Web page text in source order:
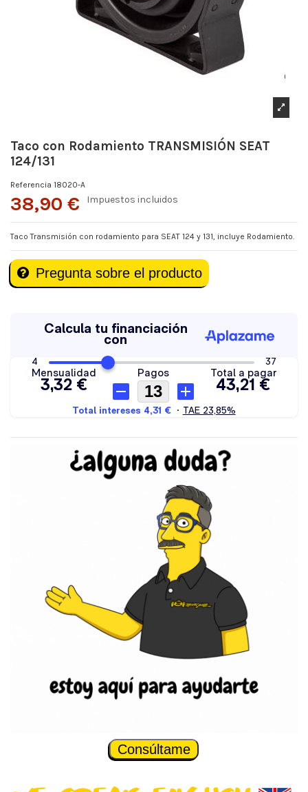
Taco con Rodamiento TRANSMISIÓN SEAT
124/131
Referencia 18020-A
38,90 € Impuestos incluidos
Taco Transmisión con rodamiento para SEAT 124 y 131, incluye Rodamiento.
Pregunta sobre el producto
Consúltame